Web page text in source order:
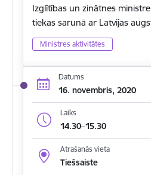
Izglītības un zinātnes
tiekas sarunā ar Latvijas
Ministres aktivitātes
Datums
16. novembris, 2020
Laiks
14.30–15.30
Atrašanās vieta
Tiešsaiste